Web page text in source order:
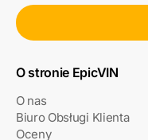
O stronie EpicVIN
O nas
Biuro Obsługi Klienta
Oceny